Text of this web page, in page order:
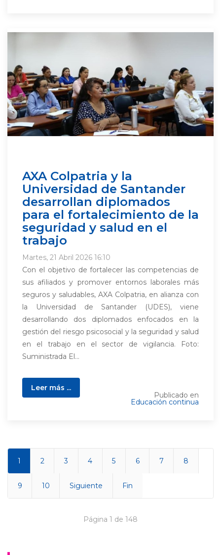
AXA Colpatria y la
Universidad de Santander
desarrollan diplomados
para el fortalecimiento de la
seguridad y salud en el
trabajo
Martes, 21 Abril 2026 16:10
Con el objetivo de fortalecer las competencias de
sus afiliados y promover entornos laborales más
seguros y saludables, AXA Colpatria, en alianza con
la Universidad de Santander (UDES), viene
desarrollando dos diplomados enfocados en la
gestión del riesgo psicosocial y la seguridad y salud
en el trabajo en el sector de vigilancia. Foto:
Suministrada El...
Leer más ...
Publicado en
Educación continua
1 2 3 4 5 6 7 8
9 10 Siguiente Fin
Página 1 de 148